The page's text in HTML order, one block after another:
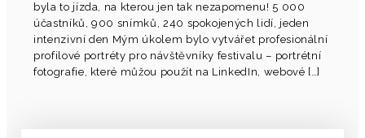
byla to jízda, na kterou jen tak nezapomenu! 5 000
účastníků, 900 snímků, 240 spokojených lidí, jeden
intenzivní den Mým úkolem bylo vytvářet profesionální
profilové portréty pro návštěvníky festivalu – portrétní
fotografie, které můžou použít na LinkedIn, webové […]